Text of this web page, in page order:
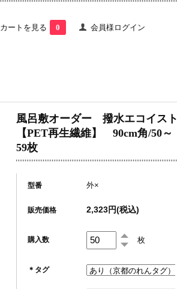
カートを見る 0 会員様ログイン
風呂敷オーダー 撥水エコイスト
【PET再生繊維】 90cm角/50～
59枚
型番 外×
販売価格 2,323円(税込)
購入数 枚
＊タグ